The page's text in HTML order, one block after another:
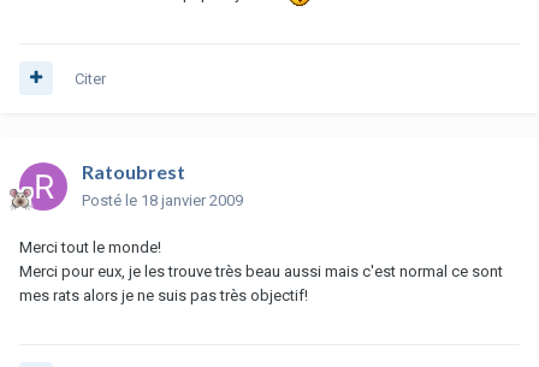
Citer
Ratoubrest
Posté le 18 janvier 2009
Merci tout le monde!
Merci pour eux, je les trouve très beau aussi mais c'est normal ce sont
mes rats alors je ne suis pas très objectif!